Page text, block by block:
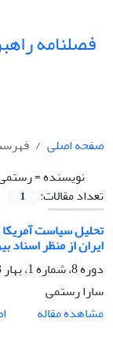
فصلنامه
صفحه اصلی
نویسنده =
تعداد مقالات:
1
تحلیل سیاست آمریکا
ایران از منظر اسناد
دوره 8، شماره 1، بهار 1403، صفحه
سارا رستمی
مشاهده مقاله